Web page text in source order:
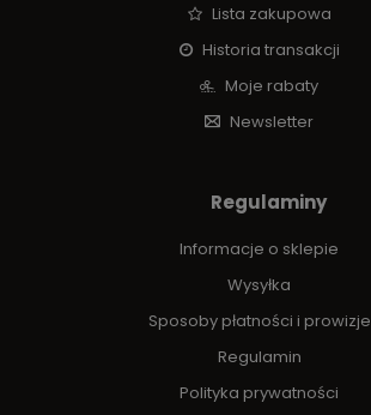
Lista zakupowa
Historia transakcji
Moje rabaty
Newsletter
Regulaminy
Informacje o sklepie
Wysyłka
Sposoby płatności i prowizje
Regulamin
Polityka prywatności